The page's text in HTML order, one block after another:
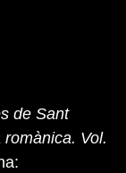
de Sant
Vol.